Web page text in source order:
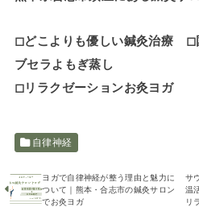
◻︎どこよりも優しい鍼灸治療 ◻︎
ブセラよもぎ蒸し
◻︎リラクゼーションお灸ヨガ
自律神経
ヨガで自律神経が整う理由と魅力に
ついて｜熊本・合志市の鍼灸サロン
でお灸ヨガ
サ
温
リ